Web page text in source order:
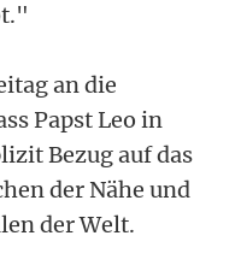
an die
Papst Leo in
Bezug auf das
der Nähe und
der Welt.